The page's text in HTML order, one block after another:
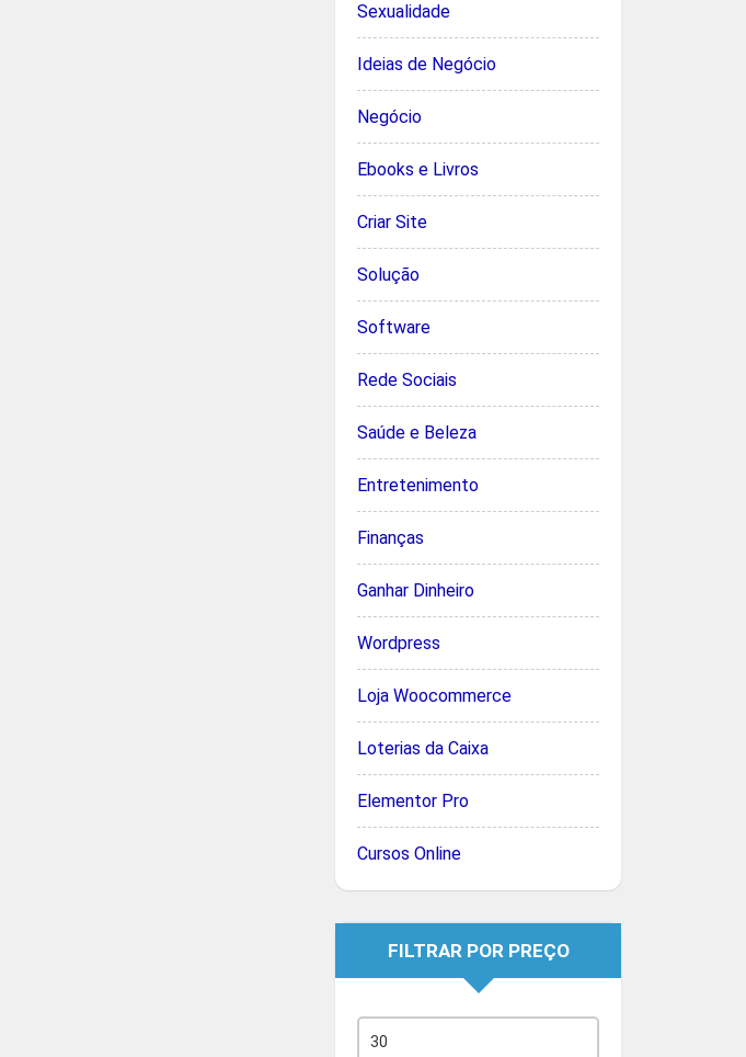
Sexualidade
Ideias de Negócio
Negócio
Ebooks e Livros
Criar Site
Solução
Software
Rede Sociais
Saúde e Beleza
Entretenimento
Finanças
Ganhar Dinheiro
Wordpress
Loja Woocommerce
Loterias da Caixa
Elementor Pro
Cursos Online
FILTRAR POR PREÇO
mínimo